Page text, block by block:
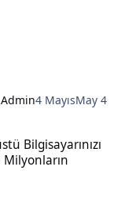
Admin4 MayısMay 4
Bilgisayarınızı